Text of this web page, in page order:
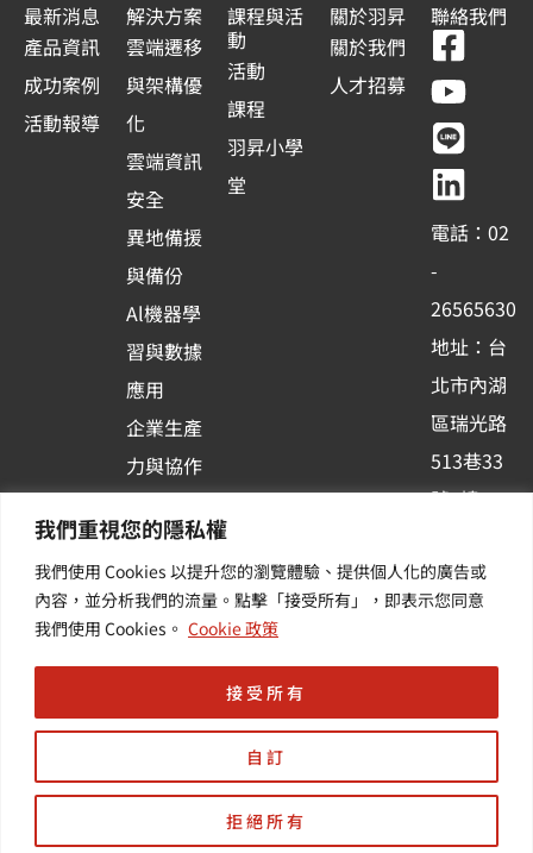
我們重視您的隱私權
我們使用 Cookies 以提升您的瀏覽體驗、提供個人化的廣告或
內容，並分析我們的流量。點擊「接受所有」，即表示您同意
我們使用 Cookies。 Cookie 政策
自訂
拒絕所有
接受所有
最新消息
產品資訊
成功案例
活動報導
解決方案
雲端遷移
與架構優
化
雲端資訊
安全
異地備援
與備份
Al機器學
習與數據
應用
企業生產
力與協作
台應用
其他／加
值服務
課程與活
動
活動
課程
羽昇小學
堂
關於羽昇
關於我們
人才招募
聯絡我們
F
a
c
e
b
o
o
k
-
s
q
u
a
r
Y
o
u
t
u
b
e
L
i
n
e
L
i
n
k
e
d
i
n
電話：02
-
26565630
地址：台
北市內湖
區瑞光路
513巷33
號6樓
新訊 | 提
供您最新
Copyright © 羽昇國際股份有限公司